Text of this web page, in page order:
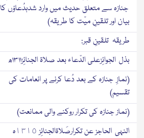
جنازہ سے متعلق حدیث میں وارد شدہدُعاؤں کا
بیان اور تلقینِ میّت کا طریقہ)
طریقہ تلقینِ قبر:
بذل الجوائِزعلی الدّعاء بعد صلاۃ الجنائِز۱۳۱۱ھ
(نمازِ جنازہ کے بعد دُعا کرنے پر انعامات کی
تقسیم)
(نماز جنازہ کی تکرار روکنے والی ممانعت)
النہی الحاجز عن تکرارصَلاۃالجنائِز ١٣١٥ہ